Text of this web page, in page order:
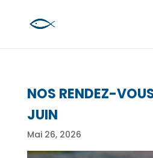
NOS RENDEZ-
JUIN
Mai 26, 2026